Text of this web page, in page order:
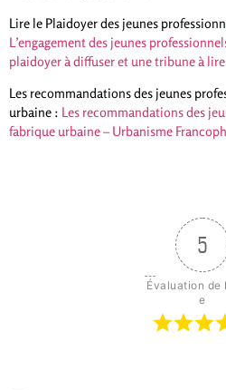
Lire le Plaidoyer des jeunes
L’engagement des jeunes
plaidoyer à diffuser et une tribune à
Les recommandations des jeunes
urbaine : Les recommandations des
fabrique urbaine – Urbanisme
5
Évaluation de
e